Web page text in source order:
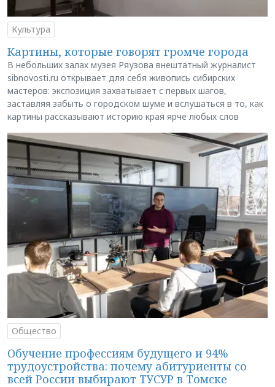
Культура
Картины, которые говорят громче города
В небольших залах музея Ряузова внештатный журналист
sibnovosti.ru открывает для себя живопись сибирских
мастеров: экспозиция захватывает с первых шагов,
заставляя забыть о городском шуме и вслушаться в то, как
картины рассказывают историю края ярче любых слов
Общество
Обучение профессиям будущего и 94%
трудоустройства: почему абитуриенты со
всей России выбирают ТУСУР в Томске